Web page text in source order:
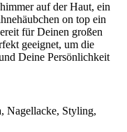
auf der Haut, ein
on top ein
für Deinen großen
geeignet, um die
Deine Persönlichkeit
Nagellacke, Styling,